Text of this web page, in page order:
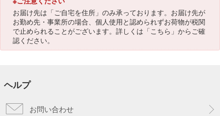
お届け先は「ご自宅を住所」のみ承っております。お届け先が
お勤め先・事業所の場合、個人使用と認められずお荷物が税関
で止められることがございます。詳しくは「こちら 」からご確
認ください。
ヘルプ
お問い合わせ